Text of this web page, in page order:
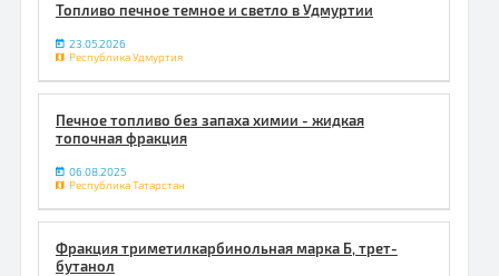
Топливо печное темное и светло в Удмуртии
23.05.2026
Республика Удмуртия
Печное топливо без запаха химии - жидкая
топочная фракция
06.08.2025
Республика Татарстан
Фракция триметилкарбинольная марка Б, трет-
бутанол